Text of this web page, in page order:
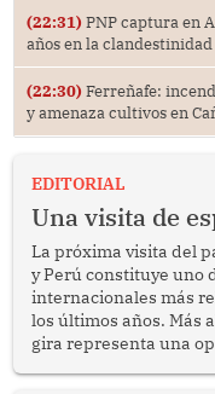
(22:31) PNP captura en
años en la clandestinidad
(22:30) Ferreñafe:
y amenaza cultivos en
EDITORIAL
Una visita de
La próxima visita del
y Perú constituye uno
internacionales más
los últimos años. Más
gira representa una